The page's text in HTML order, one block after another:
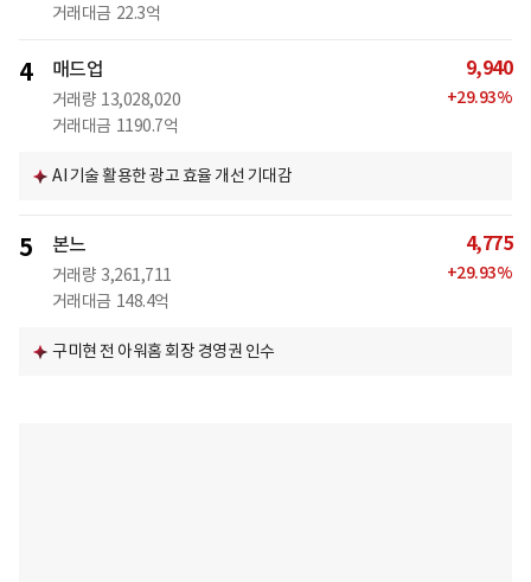
거래대금 22.3억
4 매드업
거래량 13,028,020
거래대금 1190.7억
9,940
+29.93%
AI 기술 활용한 광고 효율 개선 기대감
5 본느
거래량 3,261,711
거래대금 148.4억
4,775
+29.93%
구미현 전 아워홈 회장 경영권 인수